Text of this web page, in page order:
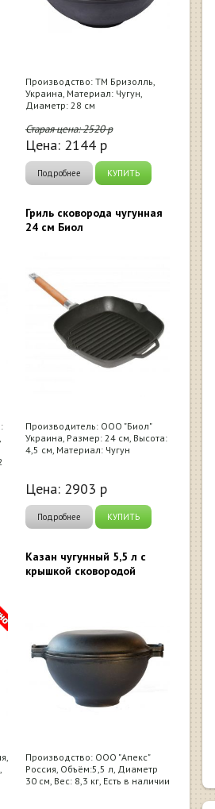
Производство: ТМ Бризолль,
Украина, Материал: Чугун,
Диаметр: 28 см
Старая цена:2520р
Цена: 2144 р
Подробнее КУПИТЬ
Гриль сковорода чугунная
24 см Биол
Производитель: ООО "Биол"
Украина, Размер: 24 см, Высота:
4,5 см, Материал: Чугун
Цена: 2903 р
Подробнее КУПИТЬ
Казан чугунный 5,5 л с
крышкой сковородой
Производство: ООО "Апекс"
Россия, Объём:5,5 л, Диаметр
30 см, Вес: 8,3 кг, Есть в наличии